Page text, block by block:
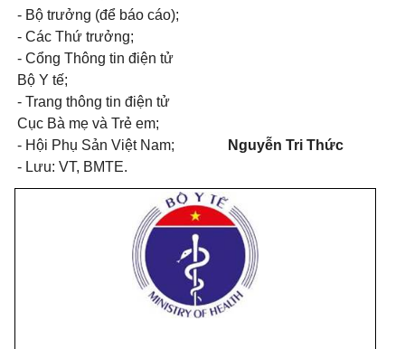
- Bộ trưởng (để báo cáo);
- Các Thứ trưởng;
- Cổng Thông tin điện tử
Bộ Y tế;
- Trang thông tin điện tử
Cục Bà mẹ và Trẻ em;
- Hội Phụ Sản Việt Nam;
- Lưu: VT, BMTE.
Nguyễn Tri Thức